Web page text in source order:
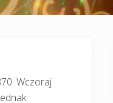
Wczoraj